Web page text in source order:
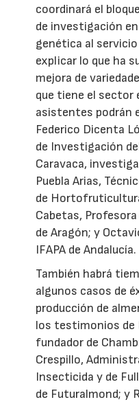
coordinará el
de investigación
genética al servicio
explicar lo que ha
mejora de
que tiene el sector
asistentes podrán
Federico Dicenta
de Investigación
Caravaca,
Puebla Arias,
de
Cabetas,
de Aragón; y
IFAPA de Andalucía.
También habrá
algunos casos de
producción de
los testimonios de
fundador de
Crespillo,
Insecticida y de
de Futuralmond; y